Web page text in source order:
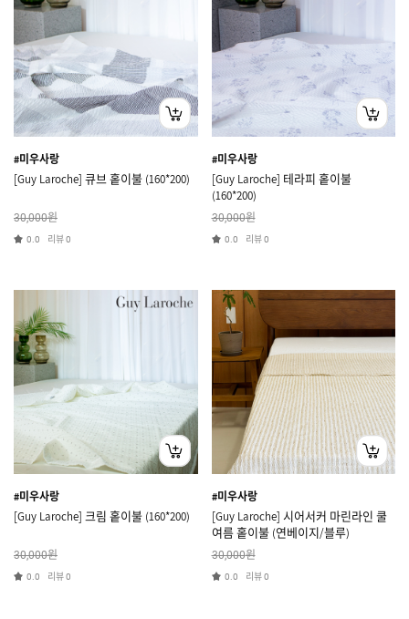
#미우사랑
[Guy Laroche] 큐브 홑이불 (160*200)
30,000원
0.0 리뷰0
#미우사랑
[Guy Laroche] 테라피 홑이불
(160*200)
30,000원
0.0 리뷰0
#미우사랑
[Guy Laroche] 크림 홑이불 (160*200)
30,000원
0.0 리뷰0
#미우사랑
[Guy Laroche] 시어서커 마린라인 쿨
여름 홑이불 (연베이지/블루)
30,000원
0.0 리뷰0